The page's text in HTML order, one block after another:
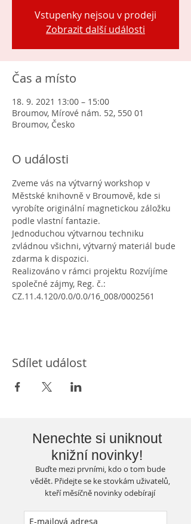
Vstupenky nejsou v prodeji
Zobrazit další události
Čas a místo
18. 9. 2021 13:00 – 15:00
Broumov, Mírové nám. 52, 550 01
Broumov, Česko
O události
Zveme vás na výtvarný workshop v
Městské knihovně v Broumově, kde si
vyrobíte originální magnetickou záložku
podle vlastní fantazie.
Jednoduchou výtvarnou techniku
zvládnou všichni, výtvarný materiál bude
zdarma k dispozici.
Realizováno v rámci projektu Rozvíjíme
společné zájmy, Reg. č.:
CZ.11.4.120/0.0/0.0/16_008/0002561
Sdílet událost
Nenechte si uniknout
knižní novinky!
Buďte mezi prvními, kdo o tom bude
vědět. Přidejte se ke stovkám uživatelů,
kteří měsíčně novinky odebírají